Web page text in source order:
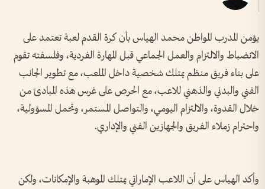
يؤمن المدرب المواطن محمد الهياس بأن كرة القدم لعبة تعتمد على
الانضباط والالتزام والعمل الجماعي قبل المهارة الفردية، وفلسفته تقوم
على بناء فريق منظم يمتلك شخصية داخل الملعب، مع تطوير الجانب
الفني والبدني والذهني للاعب، مع الحرص على غرس هذه المبادئ من
خلال القدوة، والالتزام اليومي، والتواصل المستمر، وتحمل المسؤولية،
واحترام زملاء الفريق والجهازين الفني والإداري.
وأكد الهياس على أن اللاعب الإماراتي يمتلك الموهبة والإمكانات، ولكن